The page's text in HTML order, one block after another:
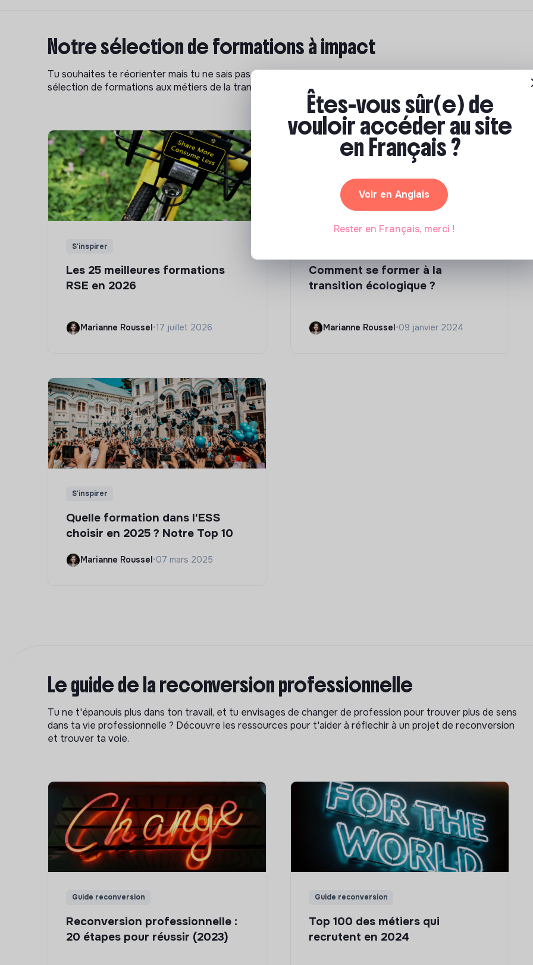
Notre sélection de formations à impact
Tu souhaites te réorienter mais tu ne sais pas par où commencer ? Pas de panique, on te propose une
sélection de formations aux métiers de la transition écologique et solidaire !
S'inspirer
Les 25 meilleures formations
RSE en 2026
Marianne Roussel•17 juillet 2026
Comment se former à la
transition écologique ?
Marianne Roussel•09 janvier 2024
S'inspirer
Quelle formation dans l'ESS
choisir en 2025 ? Notre Top 10
Marianne Roussel•07 mars 2025
Le guide de la reconversion professionnelle
Tu ne t'épanouis plus dans ton travail, et tu envisages de changer de profession pour trouver plus de sens
dans ta vie professionnelle ? Découvre les ressources pour t'aider à réflechir à un projet de reconversion
et trouver ta voie.
Guide reconversion
Reconversion professionnelle :
20 étapes pour réussir (2023)
Guide reconversion
Top 100 des métiers qui
recrutent en 2024
Êtes-vous sûr(e) de
vouloir accéder au site
en Français ?
Voir en Anglais
Rester en Français, merci !